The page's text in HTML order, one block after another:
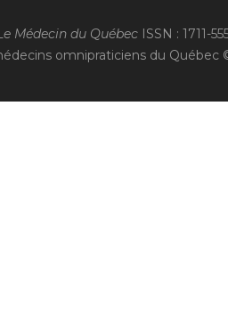
Médecin du Québec ISSN : 1711-
omnipraticiens du Québec